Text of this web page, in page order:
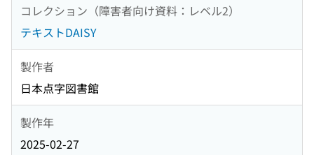
コレクション（障害者向け資料：レベル2）
テキストDAISY
製作者
日本点字図書館
製作年
2025-02-27